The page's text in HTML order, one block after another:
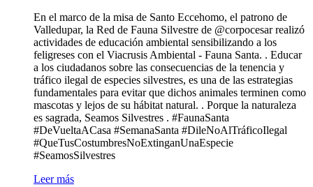
En el marco de la misa de Santo Eccehomo, el patrono de
Valledupar, la Red de Fauna Silvestre de @corpocesar realizó
actividades de educación ambiental sensibilizando a los
feligreses con el Viacrusis Ambiental - Fauna Santa. . Educar
a los ciudadanos sobre las consecuencias de la tenencia y
tráfico ilegal de especies silvestres, es una de las estrategias
fundamentales para evitar que dichos animales terminen como
mascotas y lejos de su hábitat natural. . Porque la naturaleza
es sagrada, Seamos Silvestres . #FaunaSanta
#DeVueltaACasa #SemanaSanta #DileNoAlTráficoIlegal
#QueTusCostumbresNoExtinganUnaEspecie
#SeamosSilvestres
Leer más